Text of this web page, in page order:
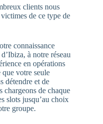
clients nous
de ce type de
connaissance
à notre réseau
en opérations
votre seule
détendre et de
de chaque
slots jusqu’au choix
groupe.